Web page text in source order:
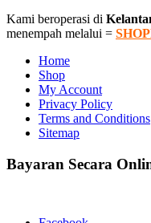
Kami beroperasi di
menempah melalui =
Home
Shop
My Account
Privacy Policy
Terms and Conditions
Sitemap
Bayaran Secara